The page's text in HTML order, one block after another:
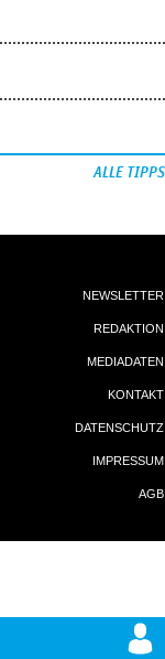
ALLE TIPPS
NEWSLETTER
REDAKTION
MEDIADATEN
KONTAKT
DATENSCHUTZ
IMPRESSUM
AGB